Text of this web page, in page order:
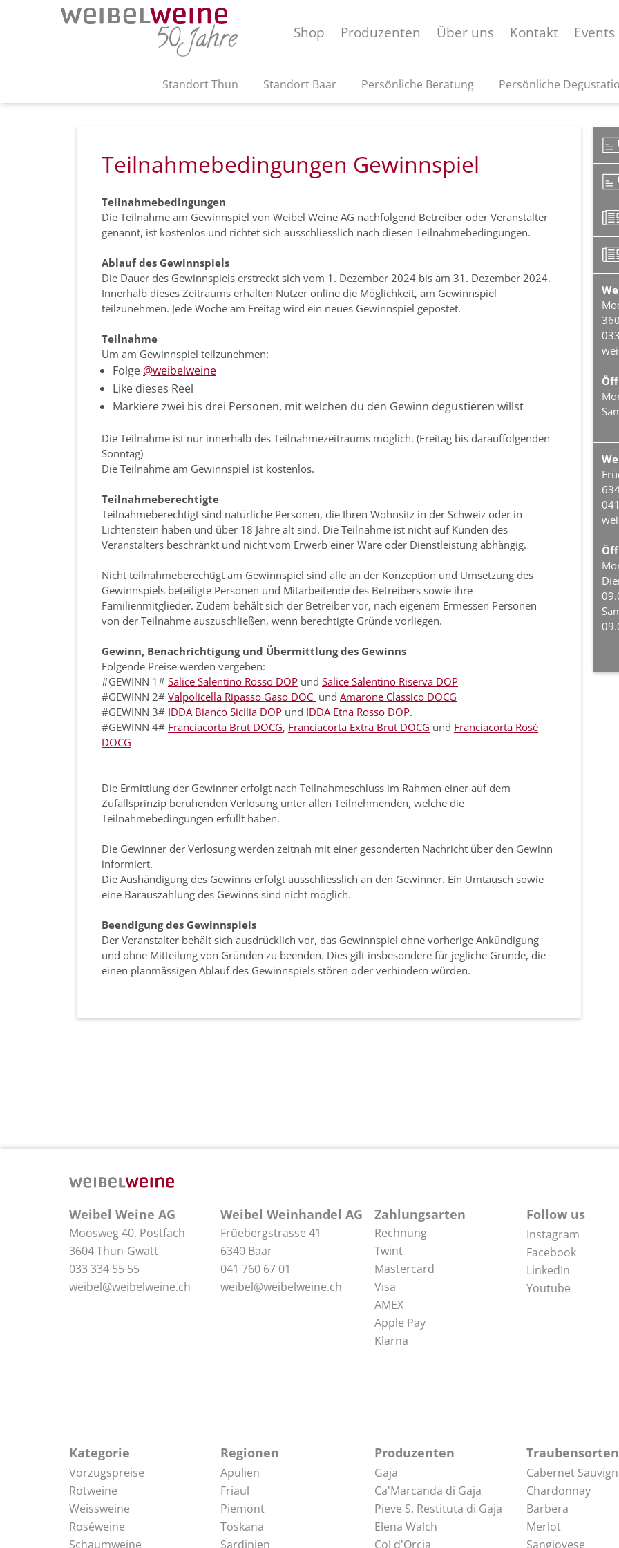
Shop Produzenten Über uns Kontakt Events
Standort Thun Standort Baar Persönliche Beratung Persönliche
Teilnahmebedingungen Gewinnspiel
Teilnahmebedingungen
Die Teilnahme am Gewinnspiel von Weibel Weine AG nachfolgend Betreiber oder Veranstalter
genannt, ist kostenlos und richtet sich ausschliesslich nach diesen Teilnahmebedingungen.
Ablauf des Gewinnspiels
Die Dauer des Gewinnspiels erstreckt sich vom 1. Dezember 2024 bis am 31. Dezember 2024.
Innerhalb dieses Zeitraums erhalten Nutzer online die Möglichkeit, am Gewinnspiel
teilzunehmen. Jede Woche am Freitag wird ein neues Gewinnspiel gepostet.
Teilnahme
Um am Gewinnspiel teilzunehmen:
Folge @weibelweine
Like dieses Reel
Markiere zwei bis drei Personen, mit welchen du den Gewinn degustieren willst
Die Teilnahme ist nur innerhalb des Teilnahmezeitraums möglich. (Freitag bis darauffolgenden
Sonntag)
Die Teilnahme am Gewinnspiel ist kostenlos.
Teilnahmeberechtigte
Teilnahmeberechtigt sind natürliche Personen, die Ihren Wohnsitz in der Schweiz oder in
Lichtenstein haben und über 18 Jahre alt sind. Die Teilnahme ist nicht auf Kunden des
Veranstalters beschränkt und nicht vom Erwerb einer Ware oder Dienstleistung abhängig.
Nicht teilnahmeberechtigt am Gewinnspiel sind alle an der Konzeption und Umsetzung des
Gewinnspiels beteiligte Personen und Mitarbeitende des Betreibers sowie ihre
Familienmitglieder. Zudem behält sich der Betreiber vor, nach eigenem Ermessen Personen
von der Teilnahme auszuschließen, wenn berechtigte Gründe vorliegen.
Gewinn, Benachrichtigung und Übermittlung des Gewinns
Folgende Preise werden vergeben:
#GEWINN 1# Salice Salentino Rosso DOP und Salice Salentino Riserva DOP
#GEWINN 2# Valpolicella Ripasso Gaso DOC und Amarone Classico DOCG
#GEWINN 3# IDDA Bianco Sicilia DOP und IDDA Etna Rosso DOP.
#GEWINN 4# Franciacorta Brut DOCG, Franciacorta Extra Brut DOCG und Franciacorta Rosé
DOCG
Die Ermittlung der Gewinner erfolgt nach Teilnahmeschluss im Rahmen einer auf dem
Zufallsprinzip beruhenden Verlosung unter allen Teilnehmenden, welche die
Teilnahmebedingungen erfüllt haben.
Die Gewinner der Verlosung werden zeitnah mit einer gesonderten Nachricht über den Gewinn
informiert.
Die Aushändigung des Gewinns erfolgt ausschliesslich an den Gewinner. Ein Umtausch sowie
eine Barauszahlung des Gewinns sind nicht möglich.
Beendigung des Gewinnspiels
Der Veranstalter behält sich ausdrücklich vor, das Gewinnspiel ohne vorherige Ankündigung
und ohne Mitteilung von Gründen zu beenden. Dies gilt insbesondere für jegliche Gründe, die
einen planmässigen Ablauf des Gewinnspiels stören oder verhindern würden.
Weibel Weine AG
Moosweg 40, Postfach
3604 Thun-Gwatt
033 334 55 55
weibel@weibelweine.ch
Weibel Weinhandel AG
Früebergstrasse 41
6340 Baar
041 760 67 01
weibel@weibelweine.ch
Zahlungsarten
Rechnung
Twint
Mastercard
Visa
AMEX
Apple Pay
Klarna
Follow us
Instagram
Facebook
LinkedIn
Youtube
Kategorie
Vorzugspreise
Rotweine
Weissweine
Roséweine
Schaumweine
Regionen
Apulien
Friaul
Piemont
Toskana
Sardinien
Produzenten
Gaja
Ca'Marcanda di Gaja
Pieve S. Restituta di Gaja
Elena Walch
Col d'Orcia
Traubensorten
Cabernet
Chardonnay
Barbera
Merlot
Sangiovese